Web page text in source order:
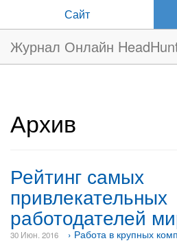
Сайт
Журнал Онлайн
Архив
Рейтинг самых
привлекательных
работодателей
30 Июн. 2016
› Работа в крупных